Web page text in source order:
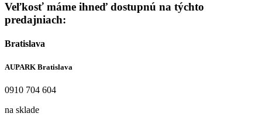
Veľkosť máme ihneď dostupnú na týchto
predajniach:
Bratislava
AUPARK Bratislava
0910 704 604
na sklade